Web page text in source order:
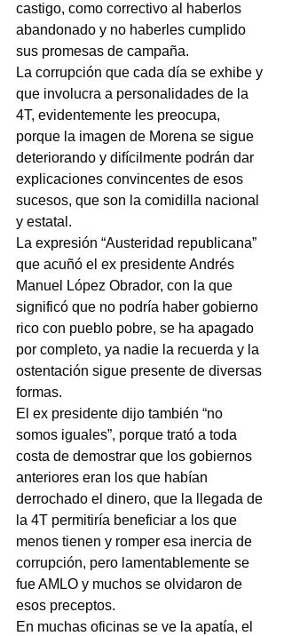
castigo, como correctivo al haberlos
abandonado y no haberles cumplido
sus promesas de campaña.
La corrupción que cada día se exhibe y
que involucra a personalidades de la
4T, evidentemente les preocupa,
porque la imagen de Morena se sigue
deteriorando y difícilmente podrán dar
explicaciones convincentes de esos
sucesos, que son la comidilla nacional
y estatal.
La expresión “Austeridad republicana”
que acuñó el ex presidente Andrés
Manuel López Obrador, con la que
significó que no podría haber gobierno
rico con pueblo pobre, se ha apagado
por completo, ya nadie la recuerda y la
ostentación sigue presente de diversas
formas.
El ex presidente dijo también “no
somos iguales”, porque trató a toda
costa de demostrar que los gobiernos
anteriores eran los que habían
derrochado el dinero, que la llegada de
la 4T permitiría beneficiar a los que
menos tienen y romper esa inercia de
corrupción, pero lamentablemente se
fue AMLO y muchos se olvidaron de
esos preceptos.
En muchas oficinas se ve la apatía, el